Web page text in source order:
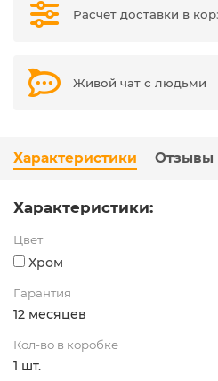
Расчет доставки в
Живой чат с людьми
Характеристики Отзывы
Характеристики:
Цвет
Хром
Гарантия
12 месяцев
Кол-во в коробке
1 шт.